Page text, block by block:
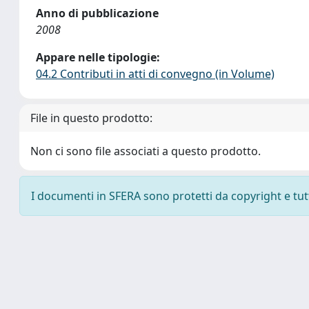
Anno di pubblicazione
2008
Appare nelle tipologie:
04.2 Contributi in atti di convegno (in Volume)
File in questo prodotto:
Non ci sono file associati a questo prodotto.
I documenti in SFERA sono protetti da copyright e